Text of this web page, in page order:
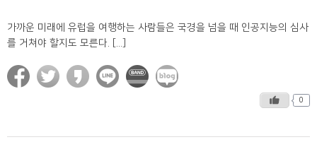
가까운 미래에 유럽을 여행하는 사람들은 국경을 넘을 때 인공지능의 심사
를 거쳐야 할지도 모른다. [...]
0